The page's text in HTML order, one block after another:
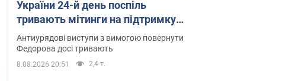
України 24-й день поспіль
тривають мітинги на підтримку
Федорова. Фото і відео
Антиурядові виступи з вимогою повернути
Федорова досі тривають
8.08.2026 20:51 2,4 т.